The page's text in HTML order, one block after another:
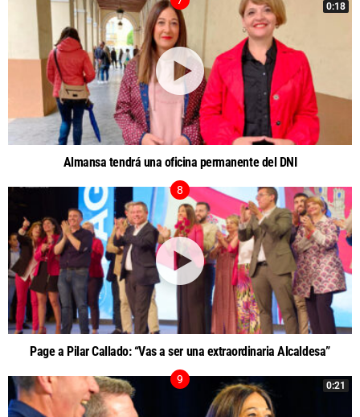
0:18
Almansa tendrá una oficina permanente del DNI
Page a Pilar Callado: “Vas a ser una extraordinaria Alcaldesa”
0:21